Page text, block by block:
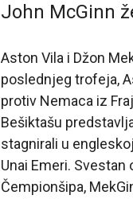
John McGinn
Aston Vila i Džon
poslednjeg trofeja,
protiv Nemaca iz
Bešiktašu
stagnirali u
Unai Emeri.
Čempionšipa,